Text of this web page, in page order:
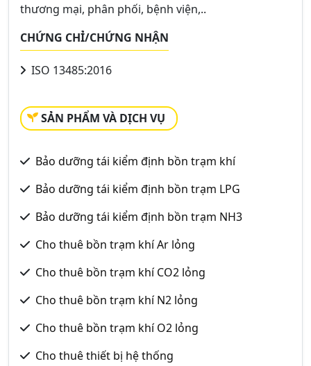
thương mại, phân phối, bệnh viện,..
CHỨNG CHỈ/CHỨNG NHẬN
ISO 13485:2016
SẢN PHẨM VÀ DỊCH VỤ
Bảo dưỡng tái kiểm định bồn trạm khí
Bảo dưỡng tái kiểm định bồn trạm LPG
Bảo dưỡng tái kiểm định bồn trạm NH3
Cho thuê bồn trạm khí Ar lỏng
Cho thuê bồn trạm khí CO2 lỏng
Cho thuê bồn trạm khí N2 lỏng
Cho thuê bồn trạm khí O2 lỏng
Cho thuê thiết bị hệ thống